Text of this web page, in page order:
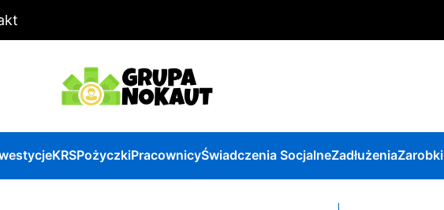
KRSPożyczkiPracownicyŚwiadczenia SocjalneZadłużeniaZarobki